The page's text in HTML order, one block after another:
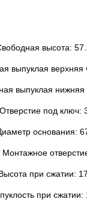
высота:
выпуклая верхняя
выпуклая нижняя
Отверстие под ключ:
основания:
Монтажное
при сжатии:
при